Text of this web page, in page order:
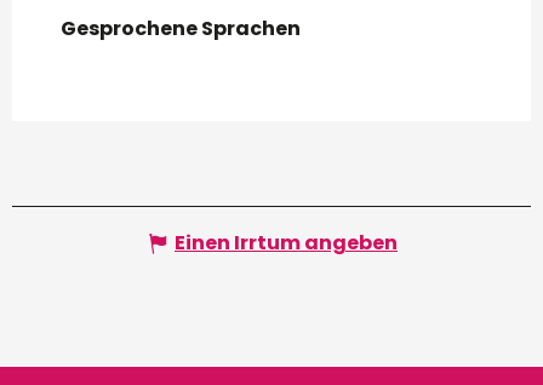
Gesprochene Sprachen
Gesprochene Sprachen
Einen Irrtum angeben